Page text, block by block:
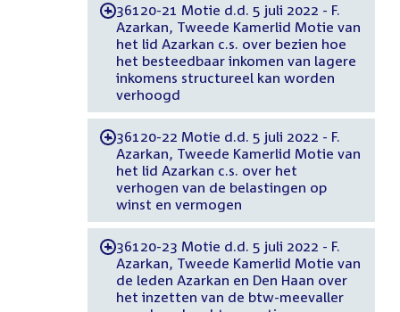
-36120-21 Motie d.d. 5 juli 2022 - F.
Azarkan, Tweede Kamerlid Motie van
het lid Azarkan c.s. over bezien hoe
het besteedbaar inkomen van lagere
inkomens structureel kan worden
verhoogd
-36120-22 Motie d.d. 5 juli 2022 - F.
Azarkan, Tweede Kamerlid Motie van
het lid Azarkan c.s. over het
verhogen van de belastingen op
winst en vermogen
-36120-23 Motie d.d. 5 juli 2022 - F.
Azarkan, Tweede Kamerlid Motie van
de leden Azarkan en Den Haan over
het inzetten van de btw-meevaller